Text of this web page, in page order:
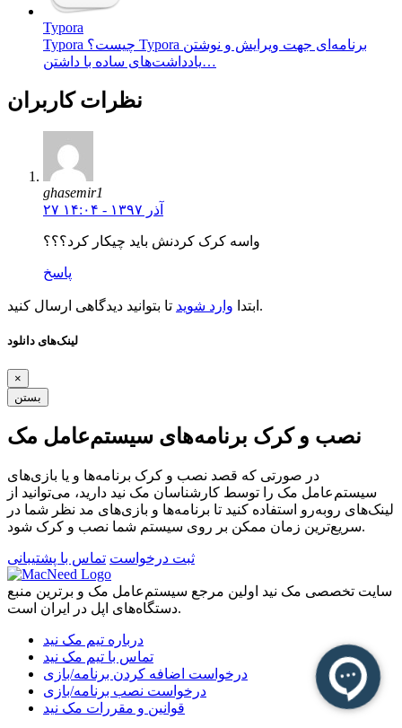
Typora
Typora چیست؟ Typora برنامه‌ای جهت ویرایش و نوشتن
یادداشت‌های ساده با داشتن…
نظرات کاربران
ghasemir1
۲۷ آذر ۱۳۹۷ - ۱۴:۰۴
واسه کرک کردنش باید چیکار کرد؟؟؟
پاسخ
ابتدا وارد شوید تا بتوانید دیدگاهی ارسال کنید.
لینک‌های دانلود
×
بستن
نصب و کرک برنامه‌های سیستم‌عامل مک
در صورتی که قصد نصب و کرک برنامه‌ها و یا بازی‌های
سیستم‌عامل مک را توسط کارشناسان مک نید دارید، می‌توانید از
لینک‌های رو‌به‌رو استفاده کنید تا برنامه‌ها و بازی‌های مد نظر شما در
سریع‌ترین زمان ممکن بر روی سیستم شما نصب و کرک شود.
ثبت درخواست تماس با پشتیبانی
سایت تخصصی مک نید اولین مرجع سیستم‌عامل مک و برترین منبع
دستگاه‌های اپل در ایران است.
درباره تیم مک نید
تماس با تیم مک نید
درخواست اضافه کردن برنامه/بازی
درخواست نصب برنامه/بازی
قوانین و مقررات مک نید